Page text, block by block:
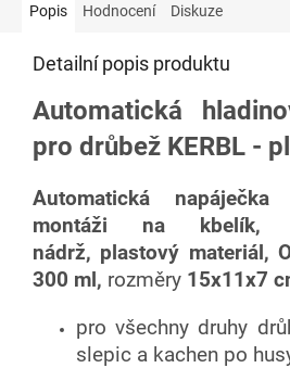
Popis Hodnocení Diskuze
Detailní popis produktu
Automatická
pro drůbež KERBL -
Automatická napáječka
montáži na kbelík,
nádrž, plastový materiál,
300 ml, rozměry 15x11x7
pro všechny druhy
slepic a kachen po